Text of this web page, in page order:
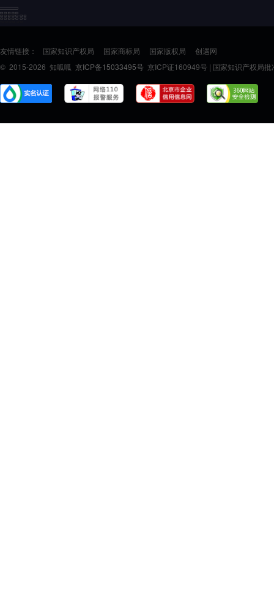
友情链接： 国家知识产权局 国家商标局 国家版权局
创遇网
© 2015-2026 知呱呱 京ICP备15033495号 京ICP证160949号 | 国家知识产权局